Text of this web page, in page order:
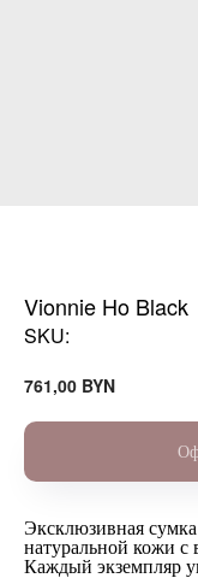
Vionnie Ho Black
SKU:
761,00 BYN
Эксклюзивная
натуральной кожи с
Каждый экземпляр